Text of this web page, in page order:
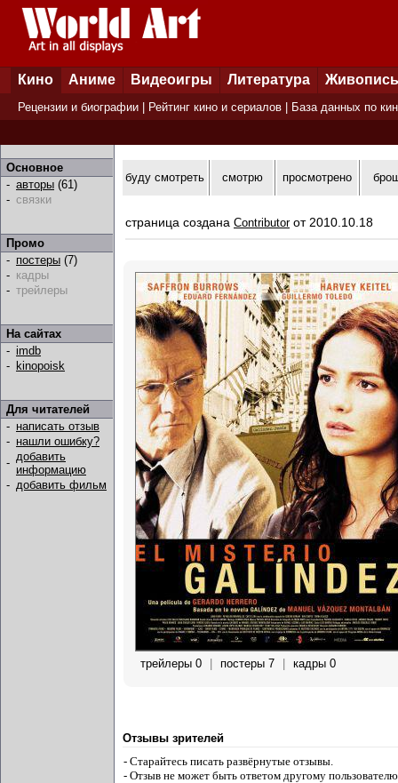
Кино Аниме Видеоигры Литература Живопись
Рецензии и биографии Рейтинг кино и сериалов База данных по
Основное
- авторы (61)
- связки
Промо
- постеры (7)
- кадры
- трейлеры
На сайтах
- imdb
- kinopoisk
Для читателей
- написать отзыв
- нашли ошибку?
- добавить
информацию
- добавить фильм
буду смотреть смотрю просмотрено
страница создана Contributorот 2010.10.18
трейлеры 0 постеры 7 кадры 0
Отзывы зрителей
- Старайтесь писать развёрнутые отзывы.
- Отзыв не может быть ответом другому